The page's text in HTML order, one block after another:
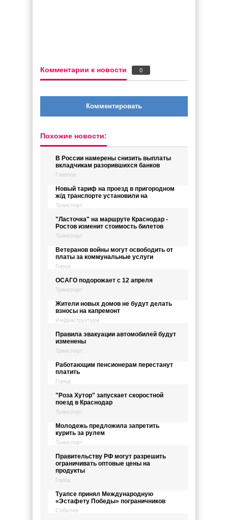
Комментарии к новости 0
Комментировать
Похожие новости:
В России намерены снизить выплаты
вкладчикам разорившихся банков
Главное
Новый тариф на проезд в пригородном
ж/д транспорте установили на
Транспорт
"Ласточка" на маршруте Краснодар -
Ростов изменит стоимость билетов
Транспорт
Ветеранов войны могут освободить от
платы за коммунальные услуги
Город
ОСАГО подорожает с 12 апреля
Транспорт
Жители новых домов не будут делать
взносы на капремонт
Инфраструктура
Правила эвакуации автомобилей будут
изменены
Транспорт
Работающим пенсионерам перестанут
платить
Город
"Роза Хутор" запускает скоростной
поезд в Краснодар
Транспорт
Молодежь предложила запретить
курить за рулем
Транспорт
Правительству РФ могут разрешить
ограничивать оптовые цены на
продукты
Город
Туапсе принял Международную
«Эстафету Победы» пограничников
События